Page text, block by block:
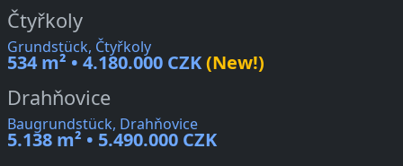
Čtyřkoly
Grundstück, Čtyřkoly
534 m² • 4.180.000 CZK(New!)
Drahňovice
Baugrundstück, Drahňovice
5.138 m² • 5.490.000 CZK